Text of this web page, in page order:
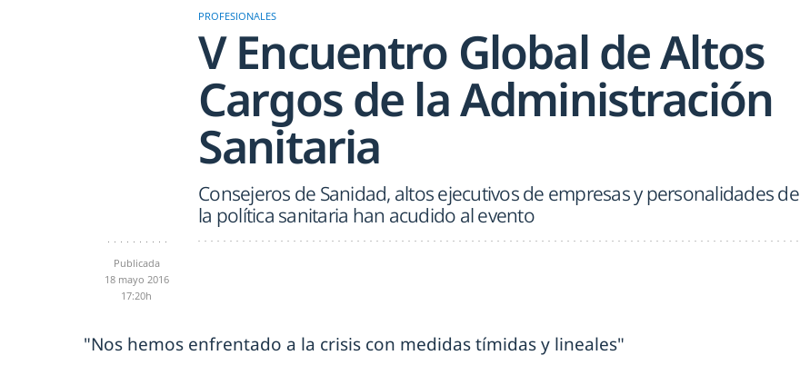
PROFESIONALES
V Encuentro Global de Altos
Cargos de la Administración
Sanitaria
Consejeros de Sanidad, altos ejecutivos de empresas y personalidades de
la política sanitaria han acudido al evento
Publicada
18 mayo 2016
17:20h
"Nos hemos enfrentado a la crisis con medidas tímidas y lineales"